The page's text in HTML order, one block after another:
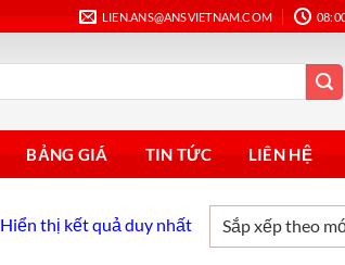
LIEN.ANS@ANSVIETNAM.COM
BẢNG GIÁ TIN TỨC LIÊN HỆ
Hiển thị kết quả duy nhất